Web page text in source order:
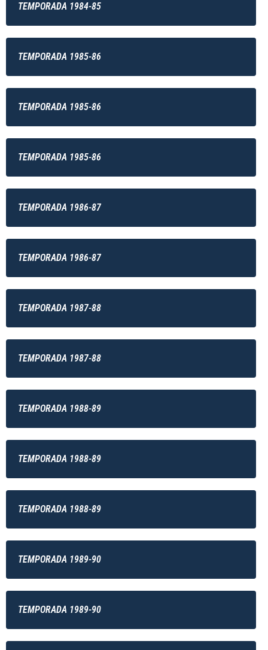
TEMPORADA 1984-85
TEMPORADA 1985-86
TEMPORADA 1985-86
TEMPORADA 1985-86
TEMPORADA 1986-87
TEMPORADA 1986-87
TEMPORADA 1987-88
TEMPORADA 1987-88
TEMPORADA 1988-89
TEMPORADA 1988-89
TEMPORADA 1988-89
TEMPORADA 1989-90
TEMPORADA 1989-90